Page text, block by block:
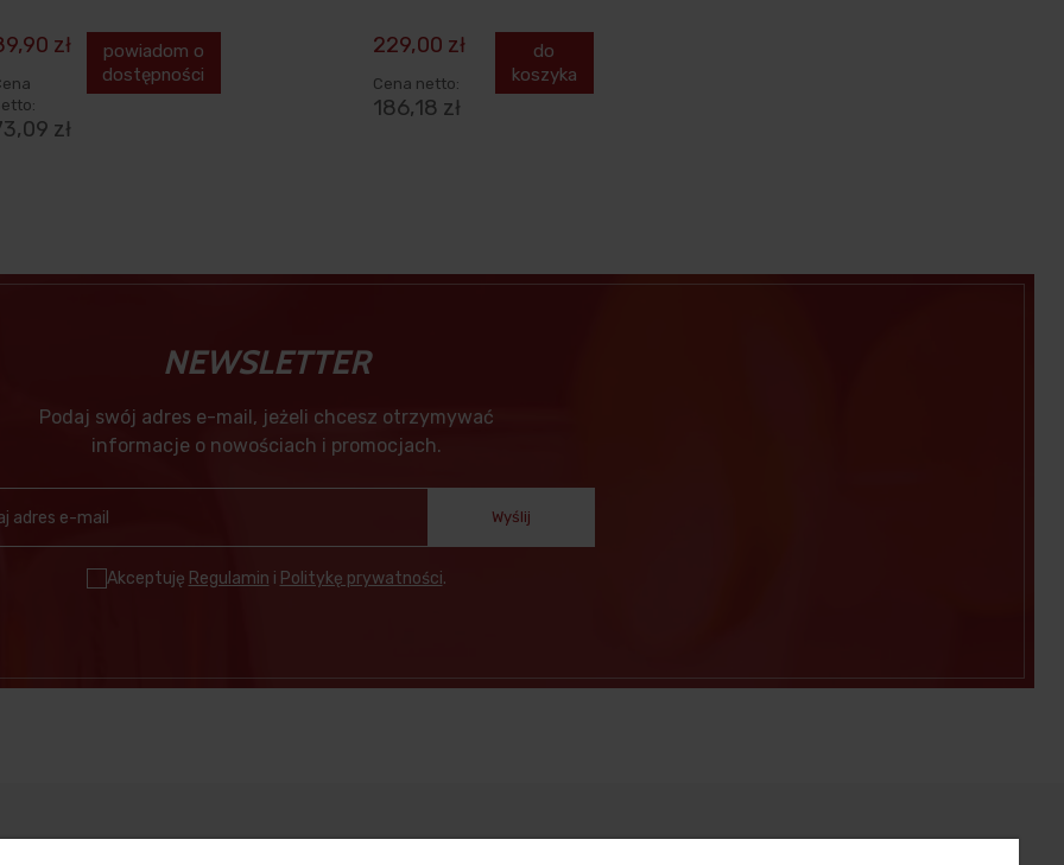
zł
zł
powiadom o
dostępności
229,00 zł
Cena netto:
186,18 zł
do
koszyka
NEWSLETTER
Podaj swój adres e-mail, jeżeli chcesz otrzymywać
informacje o nowościach i promocjach.
Wyślij
Akceptuję Regulamin i Politykę prywatności.